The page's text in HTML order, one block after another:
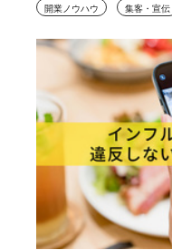
開業ノウハウ 集客・宣伝